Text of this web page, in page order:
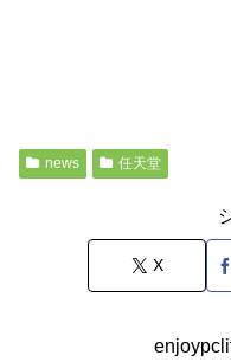
news 任天堂
X